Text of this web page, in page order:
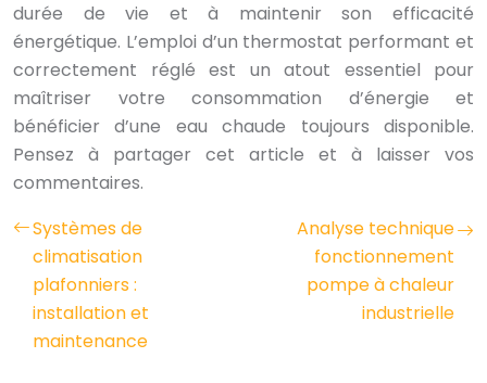
durée de vie et à maintenir son efficacité
énergétique. L’emploi d’un thermostat performant et
correctement réglé est un atout essentiel pour
maîtriser votre consommation d’énergie et
bénéficier d’une eau chaude toujours disponible.
Pensez à partager cet article et à laisser vos
commentaires.
Systèmes de
climatisation
plafonniers :
installation et
maintenance
Analyse technique
fonctionnement
pompe à chaleur
industrielle